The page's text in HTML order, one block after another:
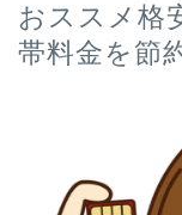
おススメ格
帯料金を節